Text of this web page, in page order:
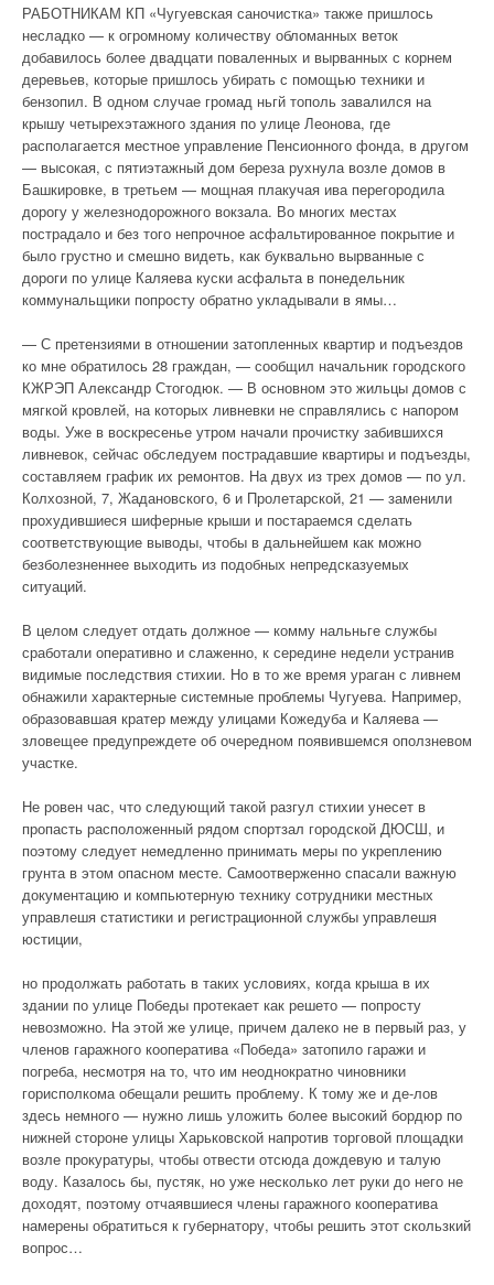
РАБОТНИКАМ КП «Чугуевская саночистка» также пришлось
несладко — к огромному количеству обломанных веток
добавилось более двадцати поваленных и вырванных с корнем
деревьев, которые пришлось убирать с помощью техники и
бензопил. В одном случае громад ньгй тополь завалился на
крышу четырехэтажного здания по улице Леонова, где
располагается местное управление Пенсионного фонда, в другом
— высокая, с пятиэтажный дом береза рухнула возле домов в
Башкировке, в третьем — мощная плакучая ива перегородила
дорогу у железнодорожного вокзала. Во многих местах
пострадало и без того непрочное асфальтированное покрытие и
было грустно и смешно видеть, как буквально вырванные с
дороги по улице Каляева куски асфальта в понедельник
коммунальщики попросту обратно укладывали в ямы…
— С претензиями в отношении затопленных квартир и подъездов
ко мне обратилось 28 граждан, — сообщил начальник городского
КЖРЭП Александр Стогодюк. — В основном это жильцы домов с
мягкой кровлей, на которых ливневки не справлялись с напором
воды. Уже в воскресенье утром начали прочистку забившихся
ливневок, сейчас обследуем пострадавшие квартиры и подъезды,
составляем график их ремонтов. На двух из трех домов — по ул.
Колхозной, 7, Жадановского, 6 и Пролетарской, 21 — заменили
прохудившиеся шиферные крыши и постараемся сделать
соответствующие выводы, чтобы в дальнейшем как можно
безболезненнее выходить из подобных непредсказуемых
ситуаций.
В целом следует отдать должное — комму нальньге службы
сработали оперативно и слаженно, к середине недели устранив
видимые последствия стихии. Но в то же время ураган с ливнем
обнажили характерные системные проблемы Чугуева. Например,
образовавшая кратер между улицами Кожедуба и Каляева —
зловещее предупреждете об очередном появившемся оползневом
участке.
Не ровен час, что следующий такой разгул стихии унесет в
пропасть расположенный рядом спортзал городской ДЮСШ, и
поэтому следует немедленно принимать меры по укреплению
грунта в этом опасном месте. Самоотверженно спасали важную
документацию и компьютерную технику сотрудники местных
управлешя статистики и регистрационной службы управлешя
юстиции,
но продолжать работать в таких условиях, когда крыша в их
здании по улице Победы протекает как решето — попросту
невозможно. На этой же улице, причем далеко не в первый раз, у
членов гаражного кооператива «Победа» затопило гаражи и
погреба, несмотря на то, что им неоднократно чиновники
горисполкома обещали решить проблему. К тому же и де-лов
здесь немного — нужно лишь уложить более высокий бордюр по
нижней стороне улицы Харьковской напротив торговой площадки
возле прокуратуры, чтобы отвести отсюда дождевую и талую
воду. Казалось бы, пустяк, но уже несколько лет руки до него не
доходят, поэтому отчаявшиеся члены гаражного кооператива
намерены обратиться к губернатору, чтобы решить этот скользкий
вопрос…